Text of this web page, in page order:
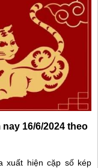
16/6/2024 theo
xuất hiện cặp số kép